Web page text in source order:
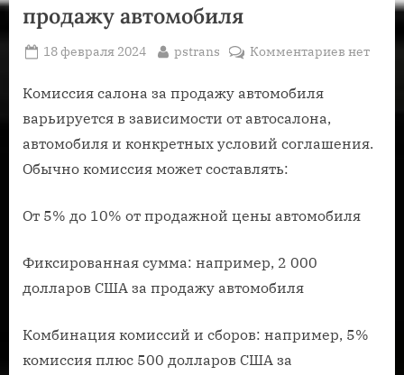
продажу автомобиля
Posted
18 февраля 2024 By
pstrans Комментариевк
за
нет
Комиссия салона за продажу автомобиля
варьируется в зависимости от автосалона,
автомобиля и конкретных условий соглашения.
Обычно комиссия может составлять:
От 5% до 10% от продажной цены автомобиля
Фиксированная сумма: например, 2 000
долларов США за продажу автомобиля
Комбинация комиссий и сборов: например, 5%
комиссия плюс 500 долларов США за